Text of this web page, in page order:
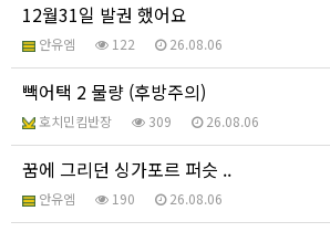
12월31일 발권 했어요
안유엠 122 26.08.06
빽어택 2 물량 (후방주의)
호치민킴반장 309 26.08.06
꿈에 그리던 싱가포르 퍼슷 ..
안유엠 190 26.08.06